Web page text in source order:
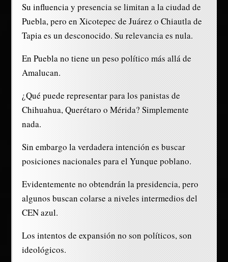
Su influencia y presencia se limitan a la ciudad de
Puebla, pero en Xicotepec de Juárez o Chiautla de
Tapia es un desconocido. Su relevancia es nula.
En Puebla no tiene un peso político más allá de
Amalucan.
¿Qué puede representar para los panistas de
Chihuahua, Querétaro o Mérida? Simplemente
nada.
Sin embargo la verdadera intención es buscar
posiciones nacionales para el Yunque poblano.
Evidentemente no obtendrán la presidencia, pero
algunos buscan colarse a niveles intermedios del
CEN azul.
Los intentos de expansión no son políticos, son
ideológicos.